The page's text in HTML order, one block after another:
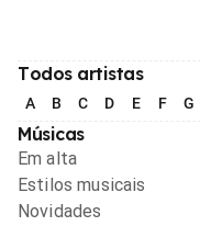
Todos artistas
A B C D E F G
Músicas
Em alta
Estilos musicais
Novidades